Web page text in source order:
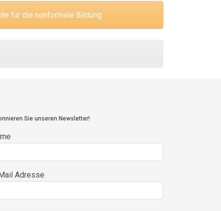
für die nonformale Bildung
Sie unseren Newsletter!
Adresse